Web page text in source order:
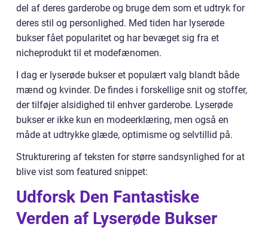
del af deres garderobe og bruge dem som et udtryk for
deres stil og personlighed. Med tiden har lyserøde
bukser fået popularitet og har bevæget sig fra et
nicheprodukt til et modefænomen.
I dag er lyserøde bukser et populært valg blandt både
mænd og kvinder. De findes i forskellige snit og stoffer,
der tilføjer alsidighed til enhver garderobe. Lyserøde
bukser er ikke kun en modeerklæring, men også en
måde at udtrykke glæde, optimisme og selvtillid på.
Strukturering af teksten for større sandsynlighed for at
blive vist som featured snippet:
Udforsk Den Fantastiske
Verden af Lyserøde Bukser